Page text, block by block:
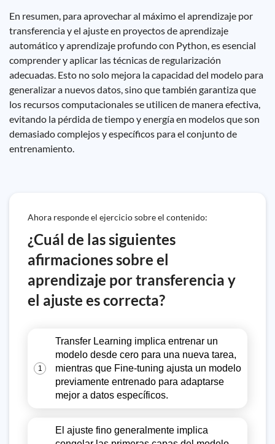
En resumen, para aprovechar al máximo el aprendizaje por
transferencia y el ajuste en proyectos de aprendizaje
automático y aprendizaje profundo con Python, es esencial
comprender y aplicar las técnicas de regularización
adecuadas. Esto no solo mejora la capacidad del modelo para
generalizar a nuevos datos, sino que también garantiza que
los recursos computacionales se utilicen de manera efectiva,
evitando la pérdida de tiempo y energía en modelos que son
demasiado complejos y específicos para el conjunto de
entrenamiento.
Ahora responde el ejercicio sobre el contenido:
¿Cuál de las siguientes
afirmaciones sobre el
aprendizaje por transferencia y
el ajuste es correcta?
1
Transfer Learning implica entrenar un
modelo desde cero para una nueva tarea,
mientras que Fine-tuning ajusta un modelo
previamente entrenado para adaptarse
mejor a datos específicos.
El ajuste fino generalmente implica